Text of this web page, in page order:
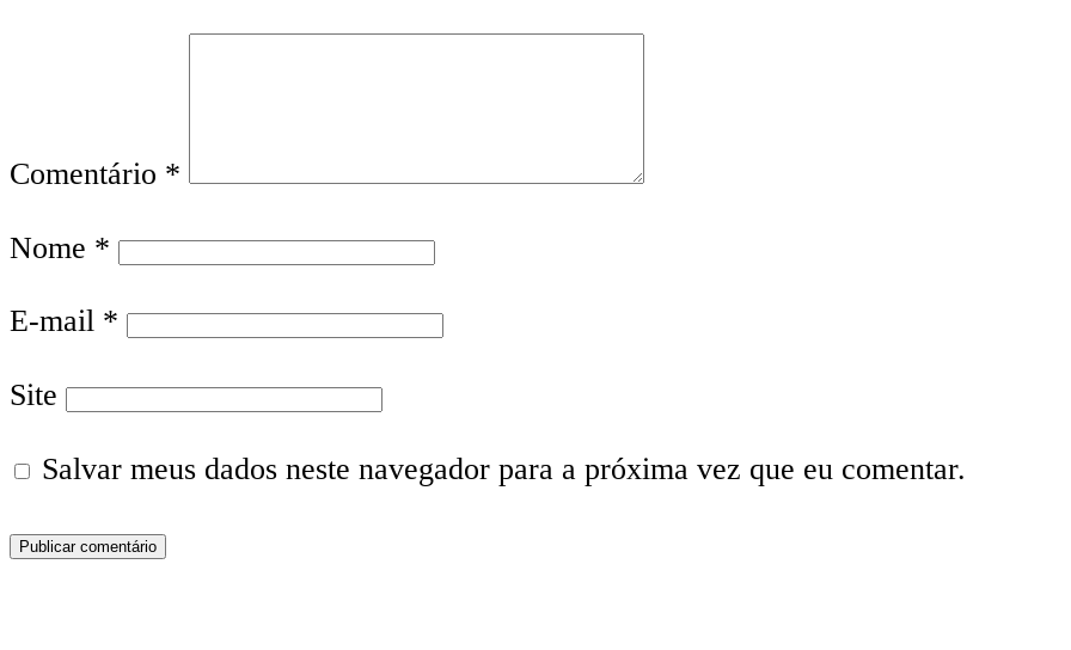
Comentário *
Nome *
E-mail *
Site
Salvar meus dados neste navegador para a próxima vez que eu comentar.